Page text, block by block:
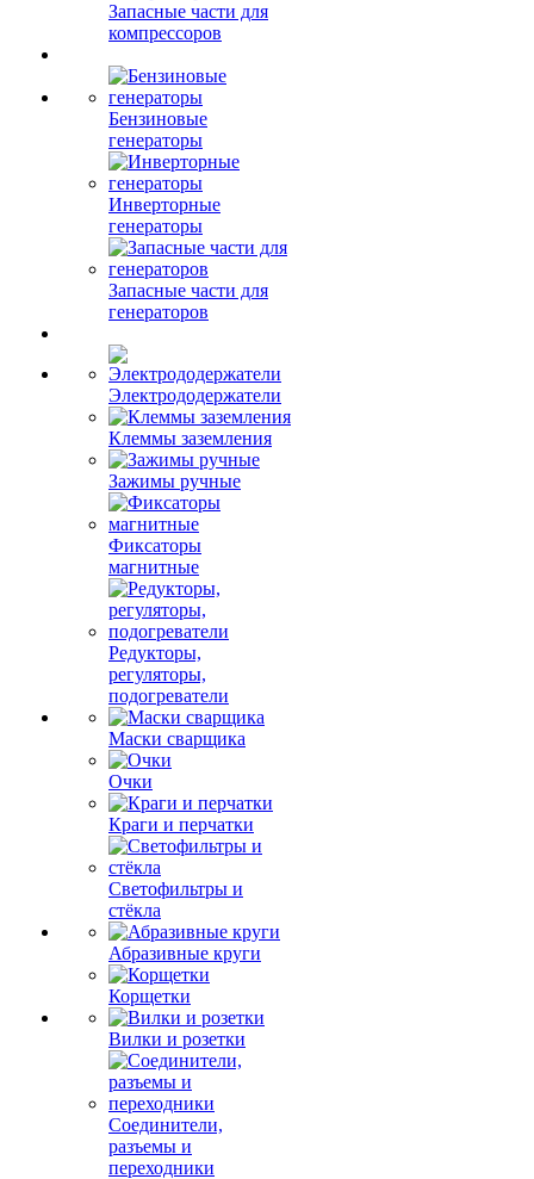
Запасные части для
компрессоров
Бензиновые
генераторы
Инверторные
генераторы
Запасные части для
генераторов
Электрододержатели
Клеммы заземления
Зажимы ручные
Фиксаторы
магнитные
Редукторы,
регуляторы,
подогреватели
Маски сварщика
Очки
Краги и перчатки
Светофильтры и
стёкла
Абразивные круги
Корщетки
Вилки и розетки
Соединители,
разъемы и
переходники